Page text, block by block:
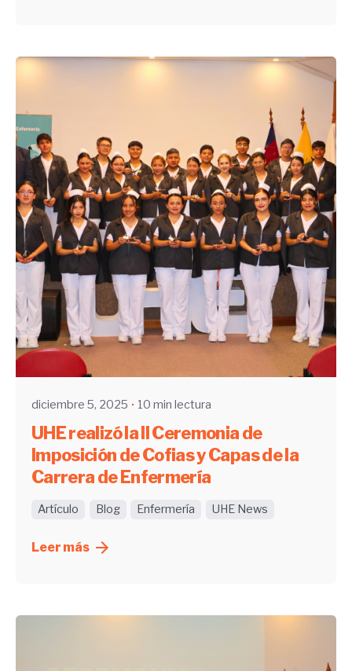
Enviado por
UHE
diciembre 5, 2025 10 min lectura
UHE realizó la II Ceremonia de
Imposición de Cofias y Capas de la
Carrera de Enfermería
Artículo Blog Enfermería UHE News
Leer más